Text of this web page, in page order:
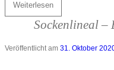
Weiterlesen
Sockenlineal –
Veröffentlicht am 31. Oktober